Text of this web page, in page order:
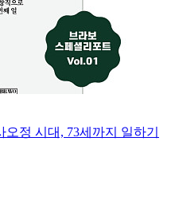
오정 시대, 73세까지 일하기